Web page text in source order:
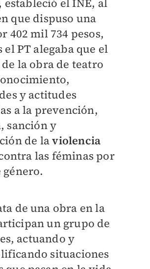
estableció el INE, al
que dispuso una
402 mil 734 pesos,
PT alegaba que el
la obra de teatro
y actitudes
a la prevención,
sanción y
de laviolencia
las féminas por
género.
de una obra en la
un grupo de
actuando y
situaciones